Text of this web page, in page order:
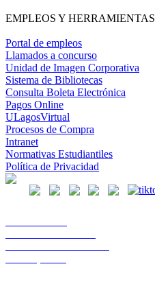
EMPLEOS Y HERRAMIENTAS
Portal de empleos
Llamados a concurso
Unidad de Imagen Corporativa
Sistema de Bibliotecas
Consulta Boleta Electrónica
Pagos Online
ULagosVirtual
Procesos de Compra
Intranet
Normativas Estudiantiles
Política de Privacidad